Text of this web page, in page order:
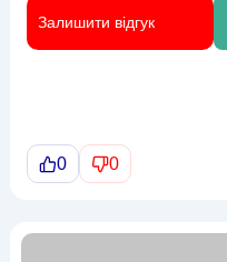
Залишити відгук
0 0